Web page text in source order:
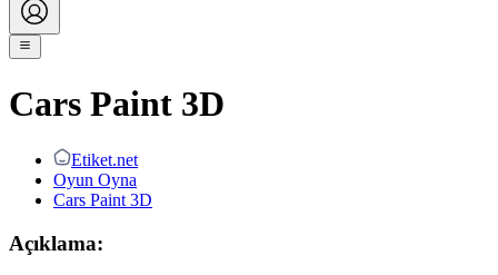
Cars Paint 3D
Etiket.net
Oyun Oyna
Cars Paint 3D
Açıklama: